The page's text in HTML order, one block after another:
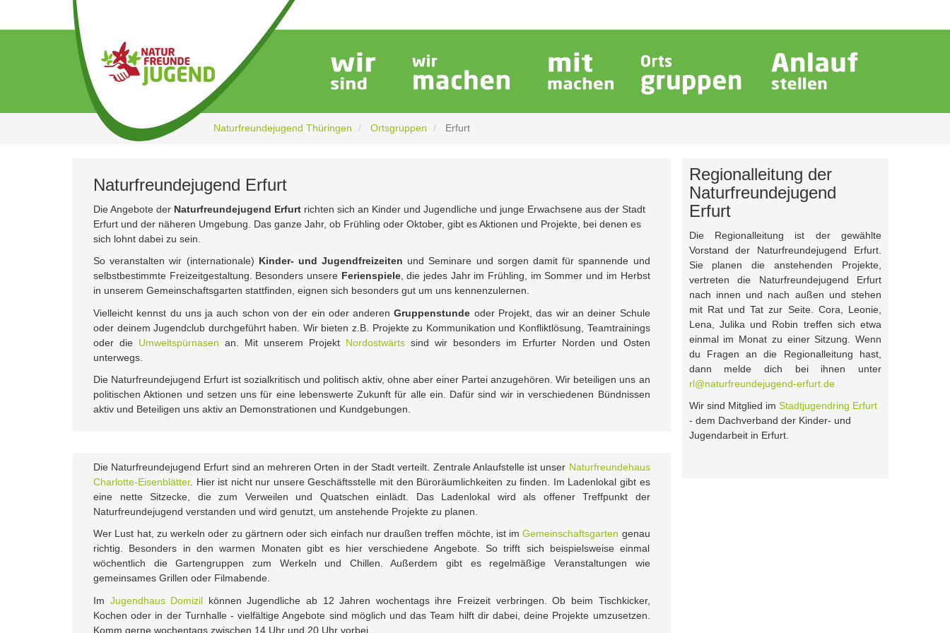
Naturfreundejugend Thüringen Ortsgruppen Erfurt
Naturfreundejugend Erfurt
Die Angebote der Naturfreundejugend Erfurt richten sich an Kinder und Jugendliche und junge Erwachsene aus der Stadt
Erfurt und der näheren Umgebung. Das ganze Jahr, ob Frühling oder Oktober, gibt es Aktionen und Projekte, bei denen es
sich lohnt dabei zu sein.
So veranstalten wir (internationale) Kinder- und Jugendfreizeiten und Seminare und sorgen damit für spannende und
selbstbestimmte Freizeitgestaltung. Besonders unsere Ferienspiele, die jedes Jahr im Frühling, im Sommer und im Herbst
in unserem Gemeinschaftsgarten stattfinden, eignen sich besonders gut um uns kennenzulernen.
Vielleicht kennst du uns ja auch schon von der ein oder anderenGruppenstunde oder Projekt, das wir an deiner Schule
oder deinem Jugendclub durchgeführt haben. Wir bieten z.B. Projekte zu Kommunikation und Konfliktlösung, Teamtrainings
oder die Umweltspürnasen an. Mit unserem Projekt Nordostwärtssind wir besonders im Erfurter Norden und Osten
unterwegs.
Die Naturfreundejugend Erfurt ist sozialkritisch und politisch aktiv, ohne aber einer Partei anzugehören. Wir beteiligen uns an
politischen Aktionen und setzen uns für eine lebenswerte Zukunft für alle ein. Dafür sind wir in verschiedenen Bündnissen
aktiv und Beteiligen uns aktiv an Demonstrationen und Kundgebungen.
Die Naturfreundejugend Erfurt sind an mehreren Orten in der Stadt verteilt. Zentrale Anlaufstelle ist unser Naturfreundehaus
Charlotte-Eisenblätter. Hier ist nicht nur unsere Geschäftsstelle mit den Büroräumlichkeiten zu finden. Im Ladenlokal gibt es
eine nette Sitzecke, die zum Verweilen und Quatschen einlädt. Das Ladenlokal wird als offener Treffpunkt der
Naturfreundejugend verstanden und wird genutzt, um anstehende Projekte zu planen.
Wer Lust hat, zu werkeln oder zu gärtnern oder sich einfach nur draußen treffen möchte, ist imGemeinschaftsgarten genau
richtig. Besonders in den warmen Monaten gibt es hier verschiedene Angebote. So trifft sich beispielsweise einmal
wöchentlich die Gartengruppen zum Werkeln und Chillen. Außerdem gibt es regelmäßige Veranstaltungen wie
gemeinsames Grillen oder Filmabende.
Im Jugendhaus Domizil können Jugendliche ab 12 Jahren wochentags ihre Freizeit verbringen. Ob beim Tischkicker,
Kochen oder in der Turnhalle - vielfältige Angebote sind möglich und das Team hilft dir dabei, deine Projekte umzusetzen.
Komm gerne wochentags zwischen 14 Uhr und 20 Uhr vorbei.
Regionalleitung der
Naturfreundejugend
Erfurt
Die Regionalleitung ist der gewählte
Vorstand der Naturfreundejugend Erfurt.
Sie planen die anstehenden Projekte,
vertreten die Naturfreundejugend Erfurt
nach innen und nach außen und stehen
mit Rat und Tat zur Seite. Cora, Leonie,
Lena, Julika und Robin treffen sich etwa
einmal im Monat zu einer Sitzung. Wenn
du Fragen an die Regionalleitung hast,
dann melde dich bei ihnen unter
rl@naturfreundejugend-erfurt.de
Wir sind Mitglied im Stadtjugendring Erfurt
- dem Dachverband der Kinder- und
Jugendarbeit in Erfurt.